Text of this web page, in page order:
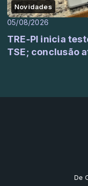
Novidades
05/08/2026
TRE-PI inicia
TSE; conclusão
De